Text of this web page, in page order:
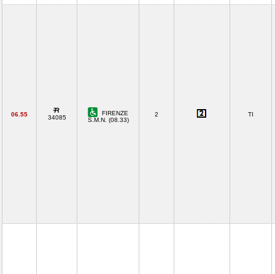
06.55 34085
FIRENZE
S.M.N. (08.33)
2 TI